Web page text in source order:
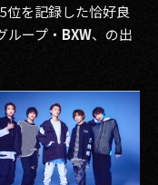
位を記録した恰好良
ープ・ BXW、の出